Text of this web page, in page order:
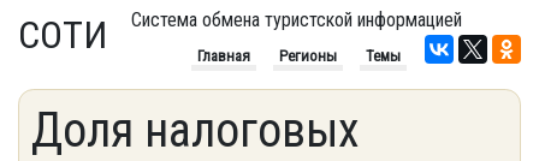
СОТИ Система обмена туристской информацией
Главная Регионы Темы
Доля налоговых